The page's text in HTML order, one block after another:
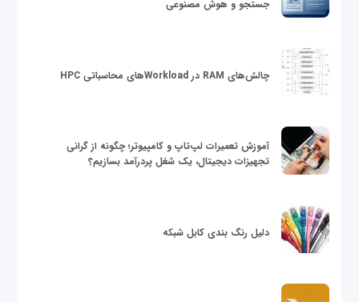
جستجو و هوش مصنوعی
چالش‌های RAM در Workloadهای محاسباتی HPC
آموزش تعمیرات لپ‌تاپ و کامپیوتر؛ چگونه از گرانی
تجهیزات دیجیتال، یک شغل پردرآمد بسازیم؟
دلیل رنگ بندی کابل شبکه